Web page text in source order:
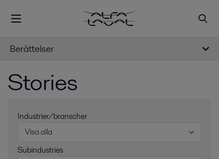
Berättelser
Stories
Industrier/branscher
Visa alla
Subindustries